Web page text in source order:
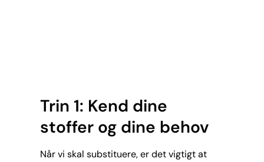
Trin 1: Kend dine
stoffer og dine behov
Når vi skal substituere, er det vigtigt at